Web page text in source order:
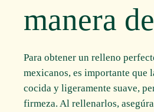
manera
Para obtener un relleno
mexicanos, es importante que
cocida y ligeramente suave,
firmeza. Al rellenarlos,